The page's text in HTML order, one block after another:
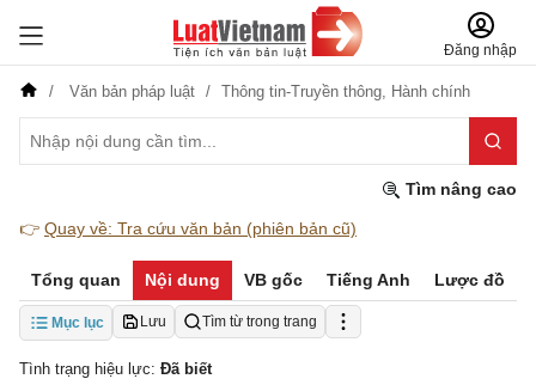
Đăng nhập
Văn bản pháp luật Thông tin-Truyền thông, Hành chính
Tìm nâng cao
👉 Quay về: Tra cứu văn bản (phiên bản cũ)
Tổng quan Nội dung VB gốc Tiếng Anh Lược đồ
Mục lục Lưu Tìm từ trong trang
Tình trạng hiệu lực: Đã biết